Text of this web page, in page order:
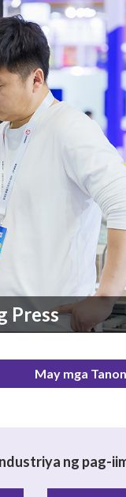
Press
May mga
ng pag-